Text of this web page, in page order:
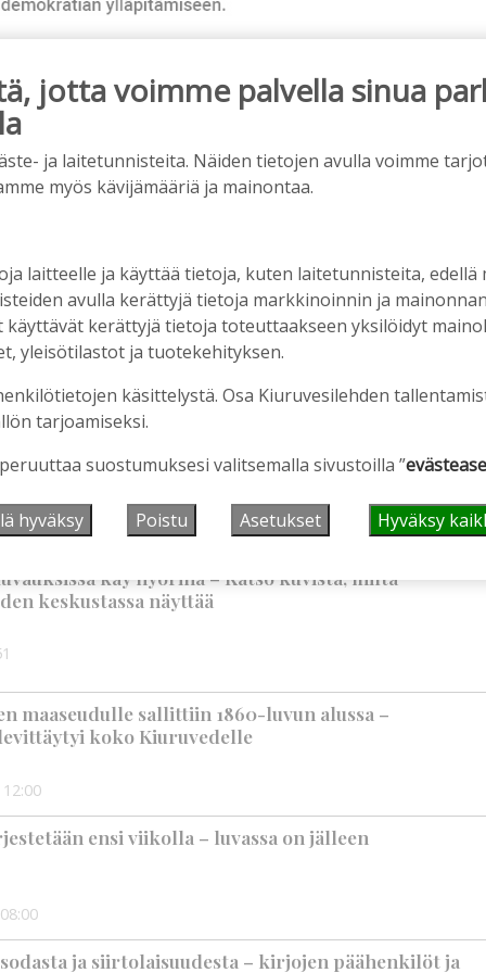
päättyy
kerhojen uudet lukuvuodet ovat alkamassa –
on kuitenkin myös huolenaiheita
käy hyörinä – Katso kuvista, miltä
keskustassa näyttää
maaseudulle sallittiin 1860-luvun alussa –
koko Kiuruvedelle
12:00
ensi viikolla – luvassa on jälleen
08:00
ja siirtolaisuudesta – kirjojen päähenkilöt ja
jotta voimme palvella sinua
ja laitetunnisteita. Näiden tietojen avulla voimme
myös kävijämääriä ja mainontaa.
laitteelle ja käyttää tietoja, kuten laitetunnisteita,
avulla kerättyjä tietoja markkinoinnin ja
kerättyjä tietoja toteuttaakseen yksilöidyt
yleisötilastot ja tuotekehityksen.
käsittelystä. Osa Kiuruvesilehden
tarjoamiseksi.
suostumuksesi valitsemalla sivustoilla ”
hyväksy Poistu Asetukset Hyväksy